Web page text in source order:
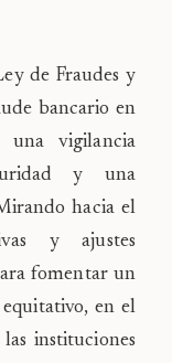
de Fraudes y
bancario en
una vigilancia
y una
hacia el
y ajustes
fomentar un
en el
instituciones